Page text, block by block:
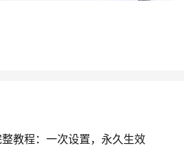
教程：一次设置，永久生效